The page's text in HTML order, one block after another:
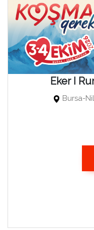
Eker I
Bursa-